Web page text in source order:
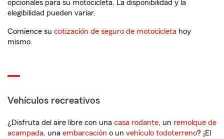
opcionales para su motocicleta. La disponibilidad y la
elegibilidad pueden variar.
Comience su cotización de seguro de motocicleta hoy
mismo.
Vehículos recreativos
¿Disfruta del aire libre con una casa rodante, un remolque de
acampada, una embarcación o un vehículo todoterreno? ¡El